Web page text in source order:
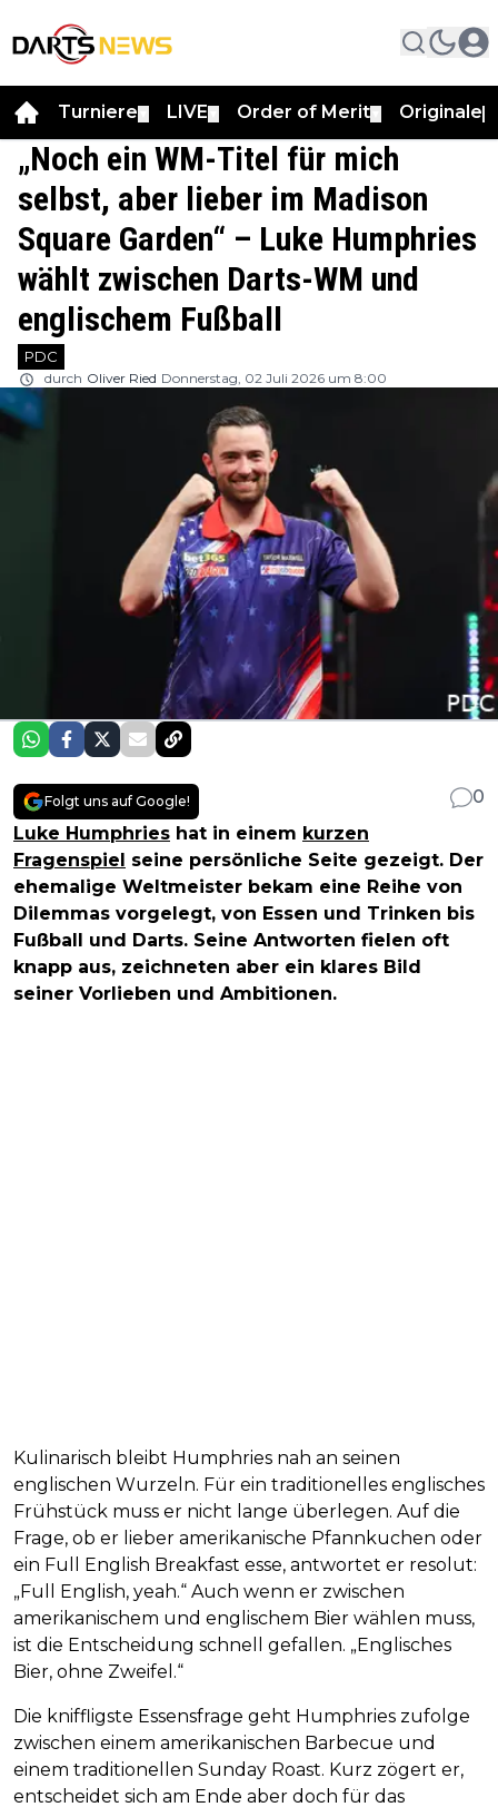
Turniere LIVE Order of Merit Originale
„Noch ein WM-Titel für mich
selbst, aber lieber im Madison
Square Garden“ – Luke Humphries
wählt zwischen Darts-WM und
englischem Fußball
PDC
durch Oliver Ried Donnerstag, 02 Juli 2026 um 8:00
Folgt uns auf Google!
0
Luke Humphries hat in einem kurzen
Fragenspiel
seine persönliche Seite gezeigt. Der
ehemalige Weltmeister bekam eine Reihe von
Dilemmas vorgelegt, von Essen und Trinken bis
Fußball und Darts. Seine Antworten fielen oft
knapp aus, zeichneten aber ein klares Bild
seiner Vorlieben und Ambitionen.
Kulinarisch bleibt Humphries nah an seinen
englischen Wurzeln. Für ein traditionelles englisches
Frühstück muss er nicht lange überlegen. Auf die
Frage, ob er lieber amerikanische Pfannkuchen oder
ein Full English Breakfast esse, antwortet er resolut:
„Full English, yeah.“ Auch wenn er zwischen
amerikanischem und englischem Bier wählen muss,
ist die Entscheidung schnell gefallen. „Englisches
Bier, ohne Zweifel.“
Die kniffligste Essensfrage geht Humphries zufolge
zwischen einem amerikanischen Barbecue und
einem traditionellen Sunday Roast. Kurz zögert er,
entscheidet sich am Ende aber doch für das